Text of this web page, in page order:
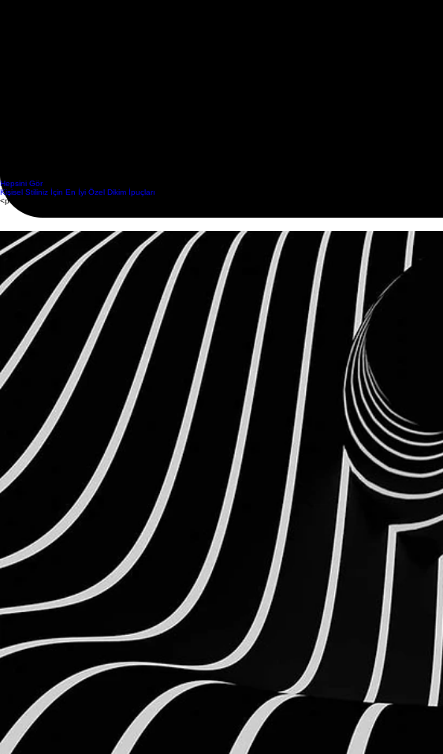
Hepsini Gör
Kişisel Stiliniz İçin En İyi Özel Dikim İpuçları
<p>Düğün günü giyilecek kıyafet, yalnızca iyi görünmek için değil, kendiniz gibi hissetmek için de seçilir. Bu yüzden